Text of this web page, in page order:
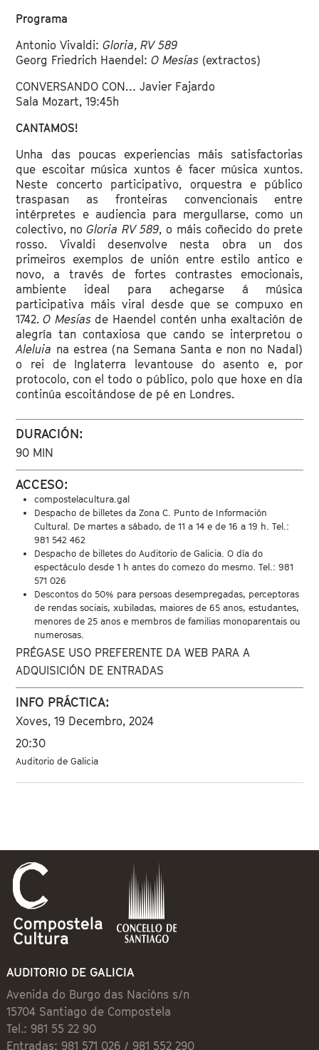
Programa
Antonio Vivaldi:Gloria, RV 589
Georg Friedrich Haendel:O Mesías (extractos)
CONVERSANDO CON… Javier Fajardo
Sala Mozart, 19:45h
CANTAMOS!
Unha das poucas experiencias máis satisfactorias
que escoitar música xuntos é facer música xuntos.
Neste concerto participativo, orquestra e público
traspasan as fronteiras convencionais entre
intérpretes e audiencia para mergullarse, como un
colectivo, noGloria RV 589, o máis coñecido do prete
rosso. Vivaldi desenvolve nesta obra un dos
primeiros exemplos de unión entre estilo antico e
novo, a través de fortes contrastes emocionais,
ambiente ideal para achegarse á música
participativa máis viral desde que se compuxo en
1742.O Mesíasde Haendel contén unha exaltación de
alegría tan contaxiosa que cando se interpretou o
Aleluia na estrea (na Semana Santa e non no Nadal)
o rei de Inglaterra levantouse do asento e, por
protocolo, con el todo o público, polo que hoxe en día
continúa escoitándose de pé en Londres.
DURACIÓN:
90 MIN
ACCESO:
compostelacultura.gal
Despacho de billetes da Zona C. Punto de Información
Cultural. De martes a sábado, de 11 a 14 e de 16 a 19 h. Tel.:
981 542 462
Despacho de billetes do Auditorio de Galicia. O día do
espectáculo desde 1 h antes do comezo do mesmo. Tel.: 981
571 026
Descontos do 50% para persoas desempregadas, perceptoras
de rendas sociais, xubiladas, maiores de 65 anos, estudantes,
menores de 25 anos e membros de familias monoparentais ou
numerosas.
PRÉGASE USO PREFERENTE DA WEB PARA A
ADQUISICIÓN DE ENTRADAS
INFO PRÁCTICA:
Xoves, 19 Decembro, 2024
20:30
Auditorio de Galicia
AUDITORIO DE GALICIA
Avenida do Burgo das Nacións s/n
15704 Santiago de Compostela
Tel.: 981 55 22 90
Entradas: 981 571 026 / 981 552 290